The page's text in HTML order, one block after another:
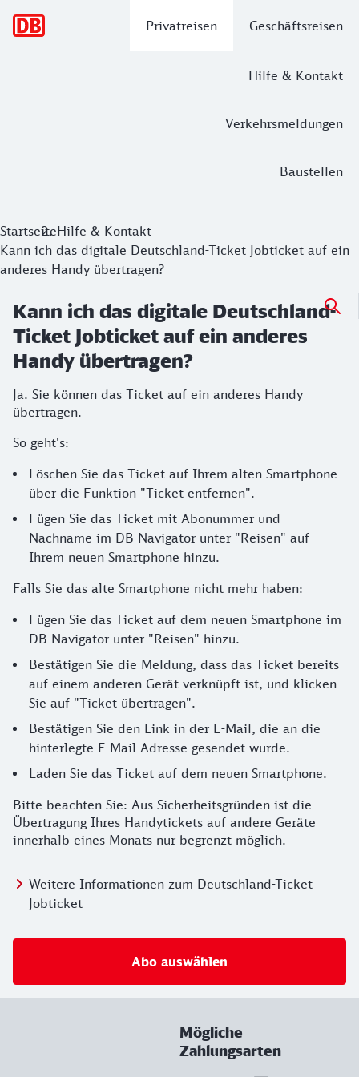
Privatreisen Geschäftsreisen
Hilfe & Kontakt
Verkehrsmeldungen
Baustellen
StartseiteHilfe & Kontakt
Kann ich das digitale Deutschland-Ticket Jobticket auf ein
anderes Handy übertragen?
Kann ich das digitale Deutschland-
Ticket Jobticket auf ein anderes
Handy übertragen?
Ja. Sie können das Ticket auf ein anderes Handy
übertragen.
So geht's:
Löschen Sie das Ticket auf Ihrem alten Smartphone
über die Funktion "Ticket entfernen".
Fügen Sie das Ticket mit Abonummer und
Nachname im DB Navigator unter "Reisen" auf
Ihrem neuen Smartphone hinzu.
Falls Sie das alte Smartphone nicht mehr haben:
Fügen Sie das Ticket auf dem neuen Smartphone im
DB Navigator unter "Reisen" hinzu.
Bestätigen Sie die Meldung, dass das Ticket bereits
auf einem anderen Gerät verknüpft ist, und klicken
Sie auf "Ticket übertragen".
Bestätigen Sie den Link in der E-Mail, die an die
hinterlegte E-Mail-Adresse gesendet wurde.
Laden Sie das Ticket auf dem neuen Smartphone.
Bitte beachten Sie: Aus Sicherheitsgründen ist die
Übertragung Ihres Handytickets auf andere Geräte
innerhalb eines Monats nur begrenzt möglich.
Weitere Informationen zum Deutschland-Ticket
Jobticket
Abo auswählen
Mögliche
Zahlungsarten